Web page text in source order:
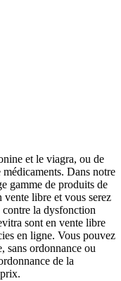
et le viagra, ou de
médicaments. Dans notre
gamme de produits de
libre et vous serez
la dysfonction
sont en vente libre
en ligne. Vous pouvez
sans ordonnance ou
de la